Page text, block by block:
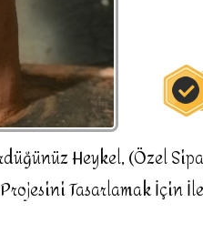
Heykel, (Özel
Tasarlamak İçin